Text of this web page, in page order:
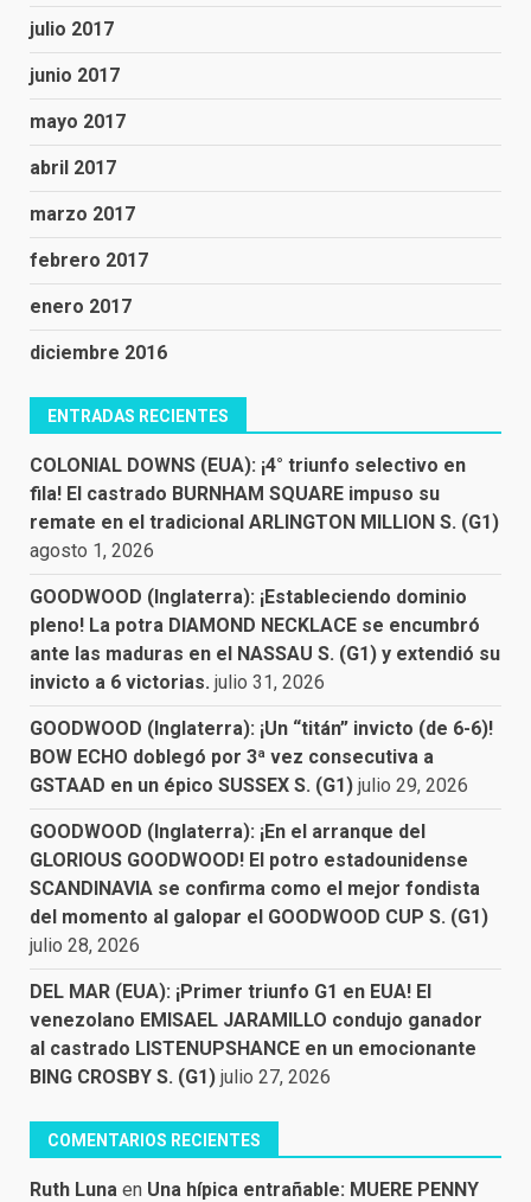
julio 2017
junio 2017
mayo 2017
abril 2017
marzo 2017
febrero 2017
enero 2017
diciembre 2016
ENTRADAS RECIENTES
COLONIAL DOWNS (EUA): ¡4° triunfo selectivo en
fila! El castrado BURNHAM SQUARE impuso su
remate en el tradicional ARLINGTON MILLION S. (G1)
agosto 1, 2026
GOODWOOD (Inglaterra): ¡Estableciendo dominio
pleno! La potra DIAMOND NECKLACE se encumbró
ante las maduras en el NASSAU S. (G1) y extendió su
invicto a 6 victorias. julio 31, 2026
GOODWOOD (Inglaterra): ¡Un “titán” invicto (de 6-6)!
BOW ECHO doblegó por 3ª vez consecutiva a
GSTAAD en un épico SUSSEX S. (G1) julio 29, 2026
GOODWOOD (Inglaterra): ¡En el arranque del
GLORIOUS GOODWOOD! El potro estadounidense
SCANDINAVIA se confirma como el mejor fondista
del momento al galopar el GOODWOOD CUP S. (G1)
julio 28, 2026
DEL MAR (EUA): ¡Primer triunfo G1 en EUA! El
venezolano EMISAEL JARAMILLO condujo ganador
al castrado LISTENUPSHANCE en un emocionante
BING CROSBY S. (G1) julio 27, 2026
COMENTARIOS RECIENTES
Ruth Luna en Una hípica entrañable: MUERE PENNY